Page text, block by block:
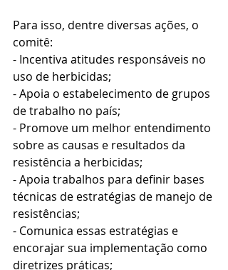
Para isso, dentre diversas ações, o
comitê:
- Incentiva atitudes responsáveis no
uso de herbicidas;
- Apoia o estabelecimento de grupos
de trabalho no país;
- Promove um melhor entendimento
sobre as causas e resultados da
resistência a herbicidas;
- Apoia trabalhos para definir bases
técnicas de estratégias de manejo de
resistências;
- Comunica essas estratégias e
encorajar sua implementação como
diretrizes práticas;